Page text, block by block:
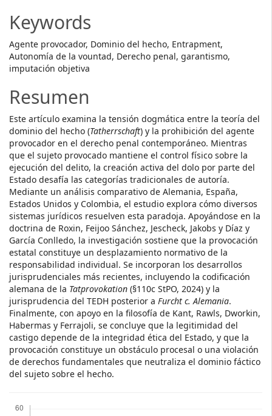
Keywords
Agente provocador, Dominio del hecho, Entrapment,
Autonomía de la vountad, Derecho penal, garantismo,
imputación objetiva
Resumen
Este artículo examina la tensión dogmática entre la teoría del
dominio del hecho (Tatherrschaft) y la prohibición del agente
provocador en el derecho penal contemporáneo. Mientras
que el sujeto provocado mantiene el control físico sobre la
ejecución del delito, la creación activa del dolo por parte del
Estado desafía las categorías tradicionales de autoría.
Mediante un análisis comparativo de Alemania, España,
Estados Unidos y Colombia, el estudio explora cómo diversos
sistemas jurídicos resuelven esta paradoja. Apoyándose en la
doctrina de Roxin, Feijoo Sánchez, Jescheck, Jakobs y Díaz y
García Conlledo, la investigación sostiene que la provocación
estatal constituye un desplazamiento normativo de la
responsabilidad individual. Se incorporan los desarrollos
jurisprudenciales más recientes, incluyendo la codificación
alemana de la Tatprovokation (§110c StPO, 2024) y la
jurisprudencia del TEDH posterior a Furcht c. Alemania.
Finalmente, con apoyo en la filosofía de Kant, Rawls, Dworkin,
Habermas y Ferrajoli, se concluye que la legitimidad del
castigo depende de la integridad ética del Estado, y que la
provocación constituye un obstáculo procesal o una violación
de derechos fundamentales que neutraliza el dominio fáctico
del sujeto sobre el hecho.